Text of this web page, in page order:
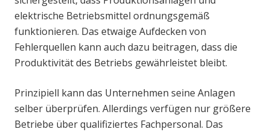
elektrische Betriebsmittel ordnungsgemäß
funktionieren. Das etwaige Aufdecken von
Fehlerquellen kann auch dazu beitragen, dass die
Produktivität des Betriebs gewährleistet bleibt.
Prinzipiell kann das Unternehmen seine Anlagen
selber überprüfen. Allerdings verfügen nur größere
Betriebe über qualifiziertes Fachpersonal. Das